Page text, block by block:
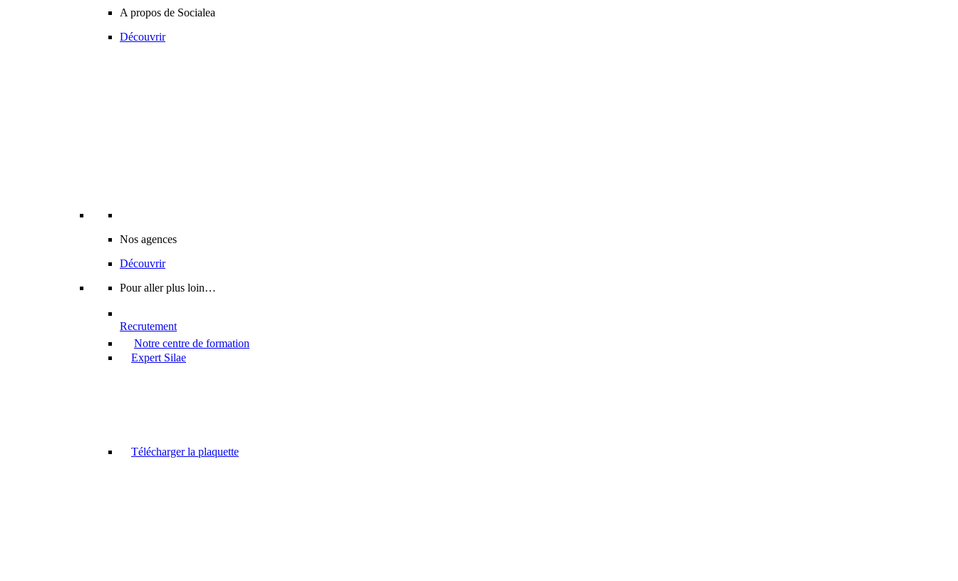
A propos de Socialea
Découvrir
Nos agences
Découvrir
Pour aller plus loin…
Recrutement
Notre centre de formation
Expert Silae
Télécharger la plaquette